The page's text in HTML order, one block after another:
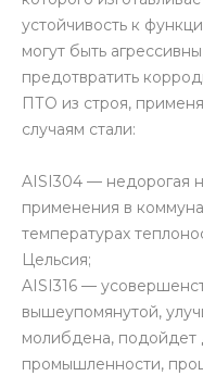
устойчивость к
могут быть
предотвратить
ПТО из строя,
случаям стали:
AISI304 — недорогая
применения в
температурах
Цельсия;
AISI316 —
вышеупомянутой,
молибдена,
промышленности,